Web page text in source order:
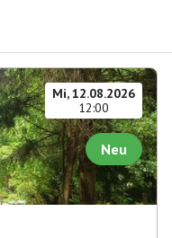
Mi, 12.08.2026
12:00
Neu